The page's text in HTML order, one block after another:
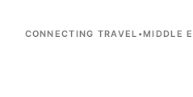
CONNECTING TRAVEL •MIDDLE